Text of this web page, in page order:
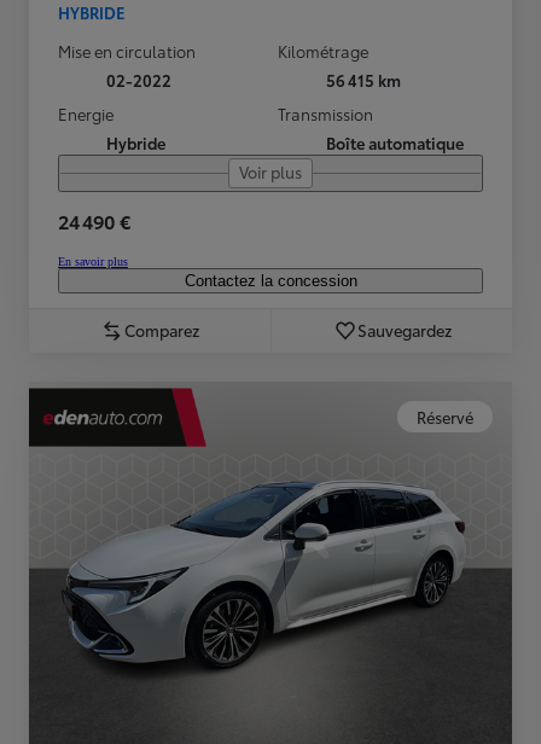
HYBRIDE
Mise en circulation
02-2022
Kilométrage
56 415 km
Energie
Hybride
Transmission
Boîte automatique
Voir plus
24 490 €
En savoir plus
Contactez la concession
Comparez Sauvegardez
Réservé